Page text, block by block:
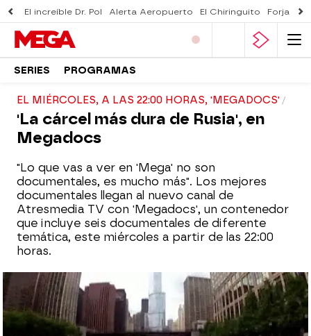
El increíble Dr. Pol Alerta Aeropuerto El Chiringuito Forjado
SERIES PROGRAMAS
EL MIÉRCOLES, A LAS 22:00 HORAS, 'MEGADOCS'
'La cárcel más dura de Rusia', en
Megadocs
"Lo que vas a ver en 'Mega' no son
documentales, es mucho más". Los mejores
documentales llegan al nuevo canal de
Atresmedia TV con 'Megadocs', un contenedor
que incluye seis documentales de diferente
temática, este miércoles a partir de las 22:00
horas.